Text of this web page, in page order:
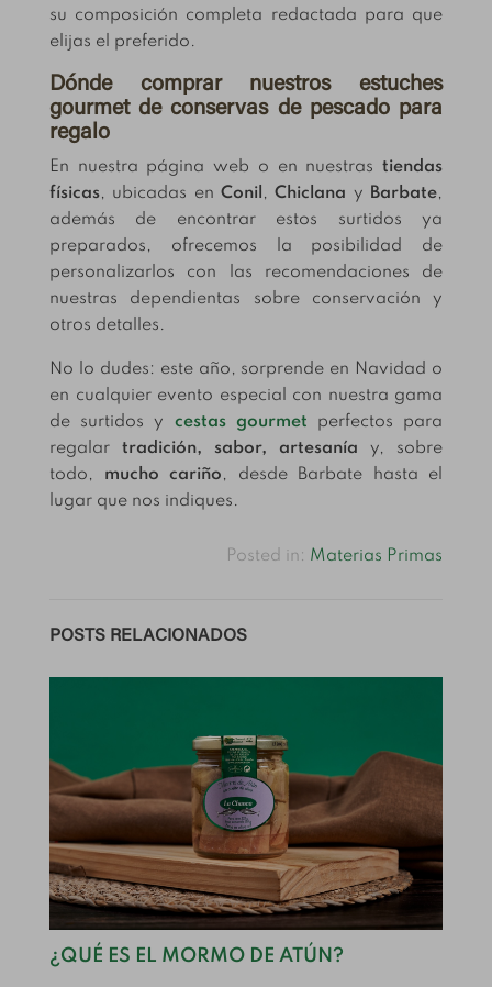
su composición completa redactada para que
elijas el preferido.
Dónde comprar nuestros estuches
gourmet de conservas de pescado para
regalo
En nuestra página web o en nuestras tiendas
físicas, ubicadas en Conil ,Chiclana y Barbate,
además de encontrar estos surtidos ya
preparados, ofrecemos la posibilidad de
personalizarlos con las recomendaciones de
nuestras dependientas sobre conservación y
otros detalles.
No lo dudes: este año, sorprende en Navidad o
en cualquier evento especial con nuestra gama
de surtidos y cestas gourmet perfectos para
regalar tradición, sabor, artesanía y, sobre
todo, mucho cariño, desde Barbate hasta el
lugar que nos indiques.
Posted in: Materias Primas
POSTS RELACIONADOS
¿QUÉ ES EL MORMO DE ATÚN?